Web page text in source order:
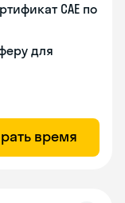
САЕ по
для
время